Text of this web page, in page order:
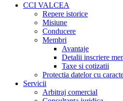
CCI VALCEA
Repere istorice
Misiune
Conducere
Membri
Avantaje
Detalii inscriere
Taxe si cotizatii
Protectia datelor cu
Servicii
Arbitraj comercial